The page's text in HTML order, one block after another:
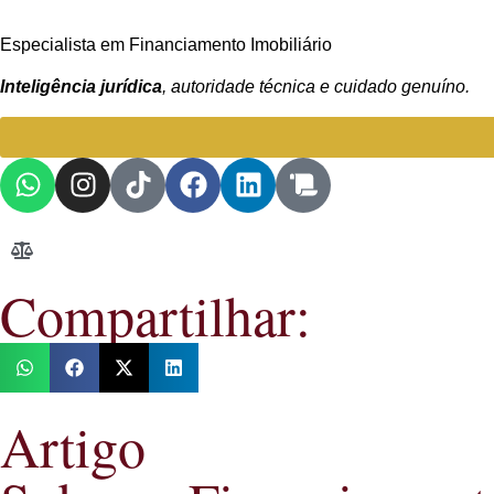
Especialista em Financiamento Imobiliário
Inteligência jurídica, autoridade técnica e cuidado genuíno.
Compartilhar:
Artigo